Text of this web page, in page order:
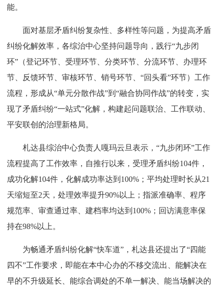
能。
面对基层矛盾纠纷复杂性、多样性等问题，为提高矛盾
纠纷化解效率，各综治中心坚持问题导向，践行“九步闭
环”（登记环节、受理环节、分类环节、分流环节、办理环
节、反馈环节、审核环节、销号环节、“回头看”环节）工作
流程，形成从“单元分散作战”到“融合协同作战”的转变，实
现了矛盾纠纷“一站式”化解，构建起问题联治、工作联动、
平安联创的治理新格局。
札达县综治中心负责人嘎玛云旦表示，“九步闭环”工作
流程提高了工作效率，自推行以来，受理矛盾纠纷104件，
成功化解104件，化解成功率达到100%；平均处理时长从21
天缩短至2天，处理效率提升90%以上；指派准确率、程序
规范率、审查通过率、建档率均达到100%；回访满意率保
持在98%以上。
为畅通矛盾纠纷化解“快车道”，札达县还提出了“四能
四不”工作要求，即能在本中心办的不移交流出、能解决在
早的不升级延长、能综合调处的不单一解决、能当场解决的